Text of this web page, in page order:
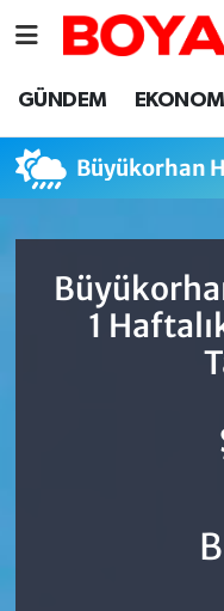
GÜNDEM EKONOMİ
Büyükorhan
1
Sinop Nöbetçi
Sinop Hava
Sinop Trafik
Süper Lig
Son Dakika